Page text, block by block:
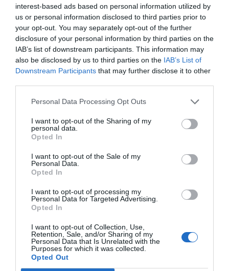
interest-based ads based on personal information utilized by
us or personal information disclosed to third parties prior to
your opt-out. You may separately opt-out of the further
disclosure of your personal information by third parties on the
IAB’s list of downstream participants. This information may
also be disclosed by us to third parties on the IAB’s List of
Downstream Participants that may further disclose it to other
Personal Data Processing Opt Outs
I want to opt-out of the Sharing of my
personal data.
Opted In
I want to opt-out of the Sale of my
Personal Data.
Opted In
I want to opt-out of processing my
Personal Data for Targeted Advertising.
Opted In
I want to opt-out of Collection, Use,
Retention, Sale, and/or Sharing of my
Personal Data that Is Unrelated with the
Purposes for which it was collected.
Opted Out
SOCIEDAD
Ataque cristianófobo en la muy ‘woke’ ciudad
de Nueva York: destrozan una imagen de la
Virgen María
Redacción 07/08/26 11:46
Marcelo Gullo: “El trabajo de desmitificar la
historia, de poner la verdadera, de
cristiano"
por Hispanidad
Artículos anteriores
DIARIO DE LA CORRUPCIÓN SANCHISTA
Diario de la corrupción sanchista. Hazte
“Pedro Sánchez es un criminal”
por Redacción
Artículos anteriores